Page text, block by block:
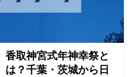
香取神宮式年神幸祭と
は？千葉・茨城から日